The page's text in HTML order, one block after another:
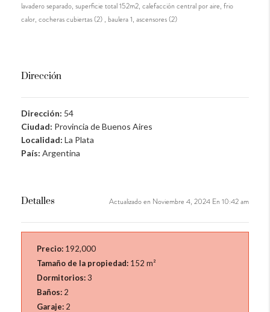
lavadero separado, superficie total 152m2, calefacción central por aire, frio
calor, cocheras cubiertas (2) , baulera 1, ascensores (2)
Dirección
Dirección: 54
Ciudad: Provincia de Buenos Aires
Localidad: La Plata
País: Argentina
Detalles Actualizado en Noviembre 4, 2024 En 10:42 am
Precio: 192,000
Tamaño de la propiedad: 152 m²
Dormitorios:3
Baños: 2
Garaje: 2